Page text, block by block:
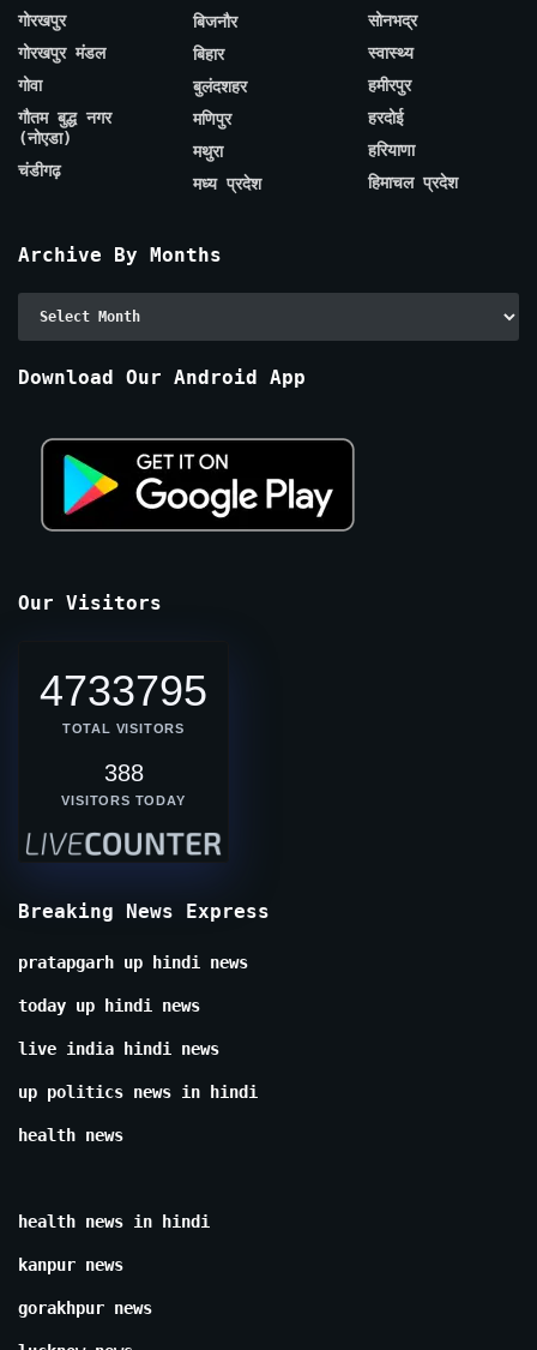
गोरखपुर
गोरखपुर मंडल
गोवा
गौतम बुद्ध नगर
(नोएडा)
चंडीगढ़
बिजनौर
बिहार
बुलंदशहर
मणिपुर
मथुरा
मध्य प्रदेश
सोनभद्र
स्वास्थ्य
हमीरपुर
हरदोई
हरियाणा
हिमाचल प्रदेश
Archive By Months
Download Our Android App
Our Visitors
4733795
TOTAL VISITORS
388
VISITORS TODAY
Breaking News Express
pratapgarh up hindi news
today up hindi news
live india hindi news
up politics news in hindi
health news
health news in hindi
kanpur news
gorakhpur news